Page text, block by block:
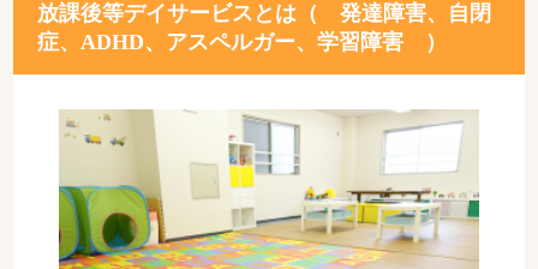
放課後等デイサービスとは（ 発達障害、自閉
症、ADHD、アスペルガー、学習障害 ）